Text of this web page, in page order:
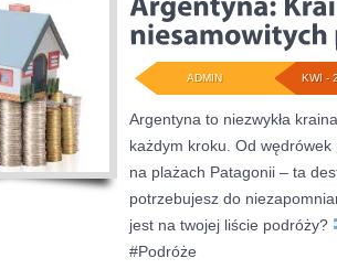
KWI -
ADMIN
Argentyna to niezwykła
każdym kroku. Od
na plażach Patagonii – ta
potrzebujesz do
jest na twojej liście podróży?
#Podróże